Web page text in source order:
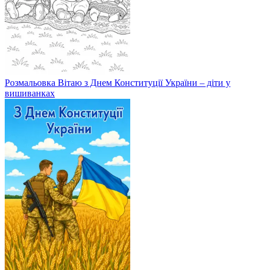
Розмальовка Вітаю з Днем Конституції України – діти у
вишиванках